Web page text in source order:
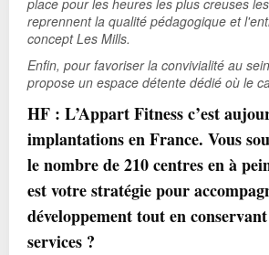
place pour les heures les plus creuses
reprennent la qualité pédagogique et
concept Les Mills.
Enfin, pour favoriser la convivialité au
propose un espace détente dédié où le
HF : L’Appart Fitness c’est
implantations en France. Vous
le nombre de 210 centres en à
est votre stratégie pour
développement tout en
services ?